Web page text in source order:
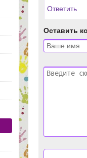
Ответить
Оставить